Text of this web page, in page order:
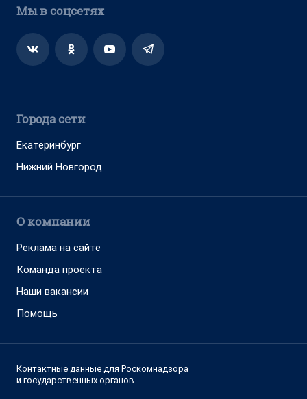
Мы в соцсетях
Города сети
Екатеринбург
Нижний Новгород
О компании
Реклама на сайте
Команда проекта
Наши вакансии
Помощь
Контактные данные для Роскомнадзора
и государственных органов